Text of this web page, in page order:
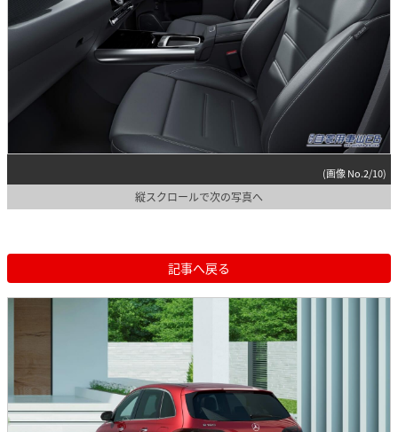
(画像 No.2/10)
縦スクロールで次の写真へ
記事へ戻る